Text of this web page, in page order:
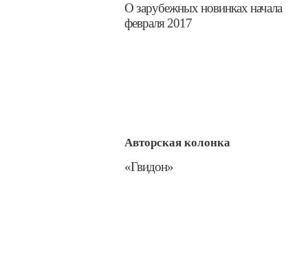
​О зарубежных новинках начала
февраля 2017
Авторская колонка
​«Гвидон»